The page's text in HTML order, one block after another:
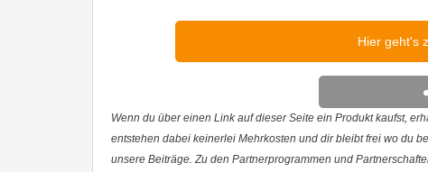
Hier geht's
Wenn du über einen Link auf dieser Seite ein Produkt kaufst,
entstehen dabei keinerlei Mehrkosten und dir bleibt frei wo du
unsere Beiträge. Zu den Partnerprogrammen und